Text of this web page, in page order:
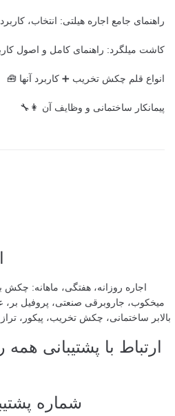
راهنمای جامع اجاره هیلتی: انتخاب،
کاشت میلگرد: راهنمای کامل و اصول
انواع قلم چکش تخریب ➕ کاربرد آنها 🧰
پیمانکار ساختمانی و وظایف آن 👩‍🔧
اجاره روزانه، هفتگی، ماهانه:
میخکوب، جاروبرقی صنعتی، پروفیل بر،
بالابر ساختمانی، چکش تخریب، پیکور،
شماره پشتیبانی: